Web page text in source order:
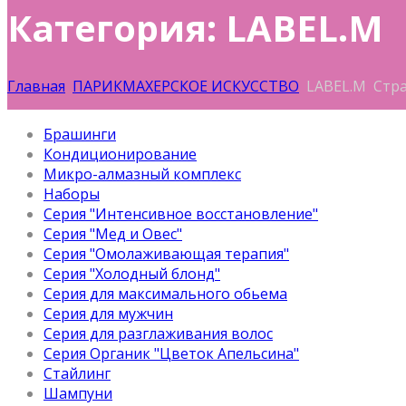
Категория: LABEL.M
Главная ПАРИКМАХЕРСКОЕ ИСКУССТВО LABEL.M
Брашинги
Кондиционирование
Микро-алмазный комплекс
Наборы
Серия "Интенсивное восстановление"
Серия "Мед и Овес"
Серия "Омолаживающая терапия"
Серия "Холодный блонд"
Серия для максимального обьема
Серия для мужчин
Серия для разглаживания волос
Серия Органик "Цветок Апельсина"
Стайлинг
Шампуни